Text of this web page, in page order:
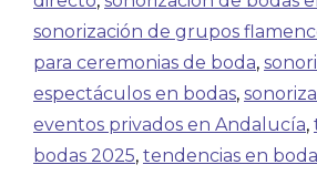
sonorización de grupos
para ceremonias de boda,
espectáculos en bodas,
eventos privados en Andalucía,
bodas 2025, tendencias en